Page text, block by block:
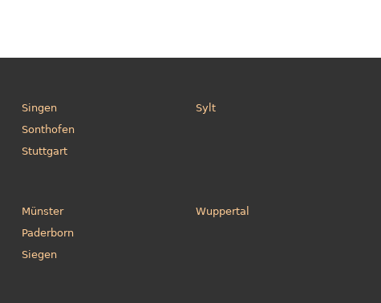
Singen
Sonthofen
Stuttgart
Sylt
Münster
Paderborn
Siegen
Wuppertal